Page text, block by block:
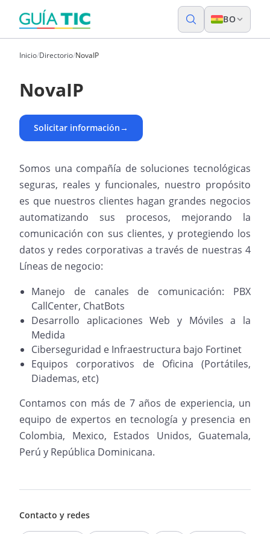
BO
Inicio/Directorio/NovaIP
NovaIP
Solicitar información→
Somos una compañía de soluciones tecnológicas
seguras, reales y funcionales, nuestro propósito
es que nuestros clientes hagan grandes negocios
automatizando sus procesos, mejorando la
comunicación con sus clientes, y protegiendo los
datos y redes corporativas a través de nuestras 4
Líneas de negocio:
Manejo de canales de comunicación: PBX
CallCenter, ChatBots
Desarrollo aplicaciones Web y Móviles a la
Medida
Ciberseguridad e Infraestructura bajo Fortinet
Equipos corporativos de Oficina (Portátiles,
Diademas, etc)
Contamos con más de 7 años de experiencia, un
equipo de expertos en tecnología y presencia en
Colombia, Mexico, Estados Unidos, Guatemala,
Perú y República Dominicana.
Contacto y redes